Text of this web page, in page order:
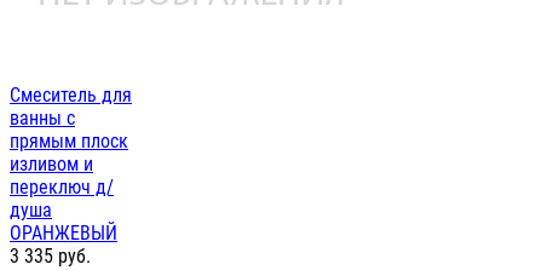
Смеситель для
ванны с
прямым плоск
изливом и
переключ д/
душа
ОРАНЖЕВЫЙ
3 335 руб.